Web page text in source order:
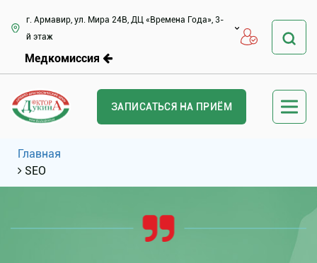
г. Армавир, ул. Мира 24В, ДЦ «Времена Года», 3-
й этаж
Медкомиссия
ЗАПИСАТЬСЯ НА ПРИЁМ
Главная
SEO